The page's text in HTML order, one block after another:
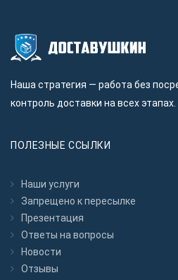
Наша стратегия — работа без
контроль доставки на всех этапах.
ПОЛЕЗНЫЕ ССЫЛКИ
Наши услуги
Запрещено к пересылкe
Презентация
Ответы на вопросы
Новости
Отзывы